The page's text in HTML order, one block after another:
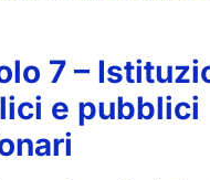
7 –
e pubblici